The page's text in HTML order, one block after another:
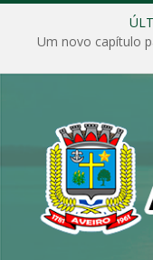
Um novo capítulo